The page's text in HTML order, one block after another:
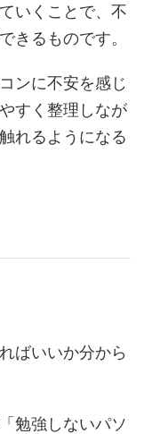
いくことで、不
きるものです。
ンに不安を感じ
すく整理しなが
れるようになる
ばいいか分から
勉強しないパソ